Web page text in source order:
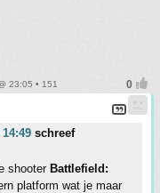
23:05 • 151
schreef
shooter Battlefield:
platform wat je maar